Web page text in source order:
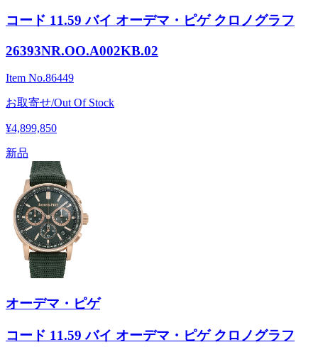
コード 11.59 バイ オーデマ・ピゲ クロノグラフ
26393NR.OO.A002KB.02
Item No.86449
お取寄せ/Out Of Stock
¥4,899,850
新品
オーデマ・ピゲ
コード 11.59 バイ オーデマ・ピゲ クロノグラフ